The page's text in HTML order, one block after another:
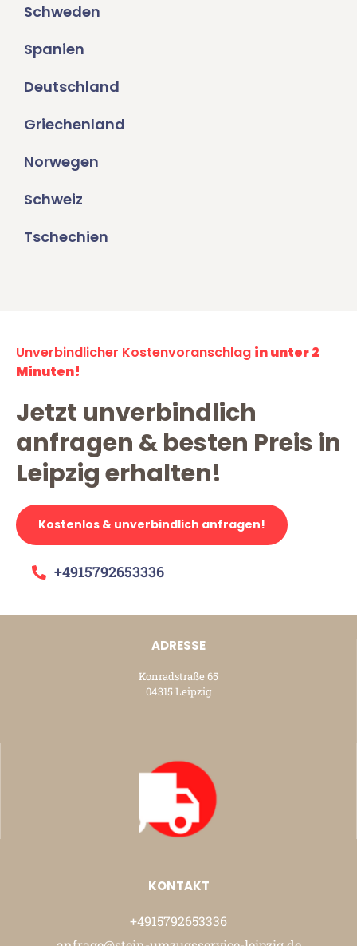
Schweden
Spanien
Deutschland
Griechenland
Norwegen
Schweiz
Tschechien
Unverbindlicher Kostenvoranschlag in unter 2
Minuten!
Jetzt unverbindlich
anfragen & besten Preis in
Leipzig erhalten!
Kostenlos & unverbindlich anfragen!
+4915792653336
ADRESSE
Konradstraße 65
04315 Leipzig
KONTAKT
+4915792653336